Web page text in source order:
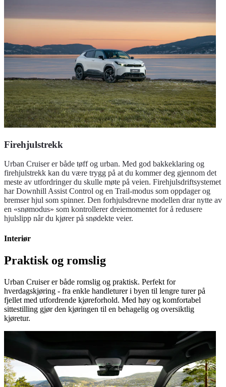
Firehjulstrekk
Urban Cruiser er både tøff og urban. Med god bakkeklaring og
firehjulstrekk kan du være trygg på at du kommer deg gjennom det
meste av utfordringer du skulle møte på veien. Firehjulsdriftsystemet
har Downhill Assist Control og en Trail-modus som oppdager og
bremser hjul som spinner. Den forhjulsdrevne modellen drar nytte av
en «snømodus» som kontrollerer dreiemomentet for å redusere
hjulslipp når du kjører på snødekte veier.
Interiør
Praktisk og romslig
Urban Cruiser er både romslig og praktisk. Perfekt for
hverdagskjøring - fra enkle handleturer i byen til lengre turer på
fjellet med utfordrende kjøreforhold. Med høy og komfortabel
sittestilling gjør den kjøringen til en behagelig og oversiktlig
kjøretur.